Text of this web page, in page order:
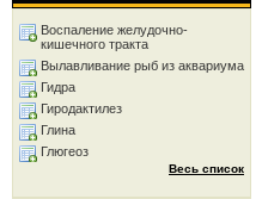
Воспаление желудочно-
кишечного тракта
Вылавливание рыб из аквариума
Гидра
Гиродактилез
Глина
Глюгеоз
Весь список